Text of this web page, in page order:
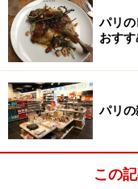
きは観光客と見ると
ですが、あまり調
ベストです。似顔絵
thank you」「Non
ださい。
テルトル広場にはカ
場を眺めながらお
パリ
おす
パリ
この